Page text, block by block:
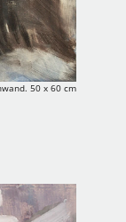
50 x 60 cm